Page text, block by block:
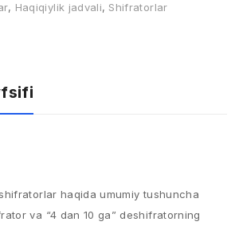
, Haqiqiylik jadvali, Shifratorlar
haqida umumiy tushuncha
va “4 dan 10 ga” deshifratorning